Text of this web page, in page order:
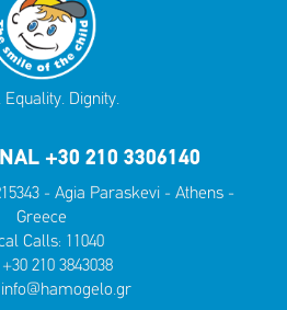
Equality. Dignity.
+30 210 3306140
- Agia Paraskevi - Athens -
Greece
Calls: 11040
+30 210 3843038
info@hamogelo.gr